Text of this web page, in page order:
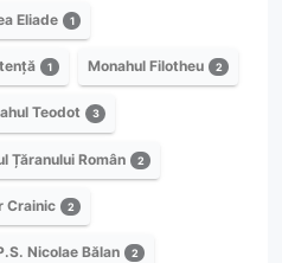
Eliade 1
1 Monahul Filotheu 2
Teodot 3
Țăranului Român 2
Crainic 2
Nicolae Bălan 2